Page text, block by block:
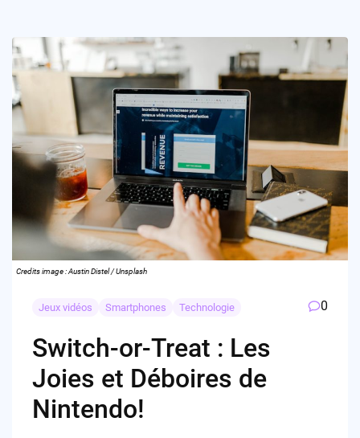
Credits image : Austin Distel / Unsplash
Jeux vidéos Smartphones Technologie 0
Switch-or-Treat : Les
Joies et Déboires de
Nintendo!